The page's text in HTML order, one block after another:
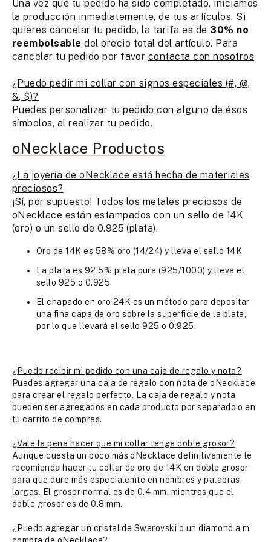
Una vez que tu pedido ha sido completado, iniciamos
la producción inmediatemente, de tus artículos. Si
quieres cancelar tu pedido, la tarifa es de 30% no
reembolsable del precio total del artículo. Para
cancelar tu pedido por favor contacta con nosotros
¿Puedo pedir mi collar con signos especiales (#, @,
&, $)?
Puedes personalizar tu pedido con alguno de ésos
símbolos, al realizar tu pedido.
oNecklace Productos
¿La joyería de oNecklace está hecha de materiales
preciosos?
¡Sí, por supuesto! Todos los metales preciosos de
oNecklace están estampados con un sello de 14K
(oro) o un sello de 0.925 (plata).
Oro de 14K es 58% oro (14/24) y lleva el sello 14K
La plata es 92.5% plata pura (925/1000) y lleva el
sello 925 o 0.925
El chapado en oro 24K es un método para depositar
una fina capa de oro sobre la superficie de la plata,
por lo que llevará el sello 925 o 0.925.
¿Puedo recibir mi pedido con una caja de regalo y nota?
Puedes agregar una caja de regalo con nota de oNecklace
para crear el regalo perfecto. La caja de regalo y nota
pueden ser agregados en cada producto por separado o en
tu carrito de compras.
¿Vale la pena hacer que mi collar tenga doble grosor?
Aunque cuesta un poco más oNecklace definitivamente te
recomienda hacer tu collar de oro de 14K en doble grosor
para que dure más especialemte en nombres y palabras
largas. El grosor normal es de 0.4 mm, mientras que el
doble grosor es de 0.8 mm.
¿Puedo agregar un cristal de Swarovski o un diamond a mi
compra de oNecklace?